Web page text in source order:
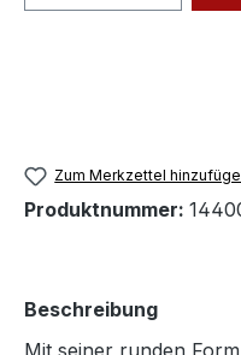
Zum Merkzettel
Produktnummer:
Beschreibung